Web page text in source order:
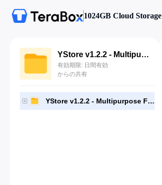
1024GB Cloud Storage
YStore v1.2.2 - Multipurpose Fashion Shopify Theme OS 2.0
有効期限: 日間有効
からの共有
YStore v1.2.2 - Multipurpose Fashion Shopify Theme OS 2.0